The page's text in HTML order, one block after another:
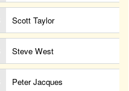
Scott Taylor
Steve West
Peter Jacques